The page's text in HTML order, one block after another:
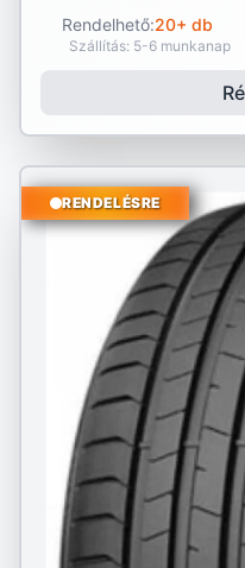
Rendelhető:20+ db
Szállítás: 5-6 munkanap
RENDELÉSRE